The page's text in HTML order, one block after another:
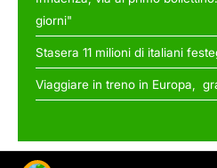
giorni"
Stasera 11 milioni di italiani
Viaggiare in treno in Europa,